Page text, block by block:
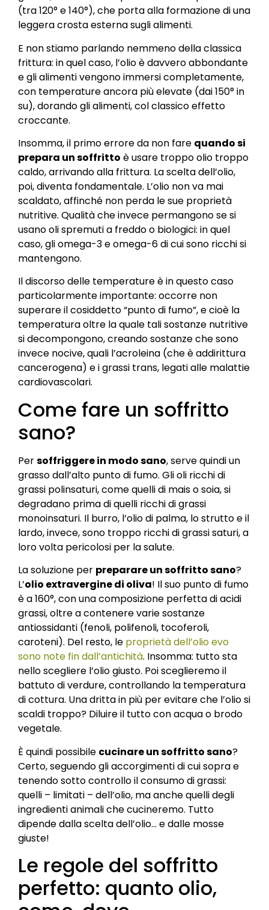
(tra 120° e 140°), che porta alla formazione di una
leggera crosta esterna sugli alimenti.
E non stiamo parlando nemmeno della classica
frittura: in quel caso, l’olio è davvero abbondante
e gli alimenti vengono immersi completamente,
con temperature ancora più elevate (dai 150° in
su), dorando gli alimenti, col classico effetto
croccante.
Insomma, il primo errore da non fare quando si
prepara un soffritto è usare troppo olio troppo
caldo, arrivando alla frittura. La scelta dell’olio,
poi, diventa fondamentale. L’olio non va mai
scaldato, affinché non perda le sue proprietà
nutritive. Qualità che invece permangono se si
usano oli spremuti a freddo o biologici: in quel
caso, gli omega-3 e omega-6 di cui sono ricchi si
mantengono.
Il discorso delle temperature è in questo caso
particolarmente importante: occorre non
superare il cosiddetto “punto di fumo”, e cioè la
temperatura oltre la quale tali sostanze nutritive
si decompongono, creando sostanze che sono
invece nocive, quali l’acroleina (che è addirittura
cancerogena) e i grassi trans, legati alle malattie
cardiovascolari.
Come fare un soffritto
sano?
Persoffriggere in modo sano, serve quindi un
grasso dall’alto punto di fumo. Gli oli ricchi di
grassi polinsaturi, come quelli di mais o soia, si
degradano prima di quelli ricchi di grassi
monoinsaturi. Il burro, l’olio di palma, lo strutto e il
lardo, invece, sono troppo ricchi di grassi saturi, a
loro volta pericolosi per la salute.
La soluzione per preparare un soffritto sano?
L’olio extravergine di oliva! Il suo punto di fumo
è a 160°, con una composizione perfetta di acidi
grassi, oltre a contenere varie sostanze
antiossidanti (fenoli, polifenoli, tocoferoli,
caroteni). Del resto, le proprietà dell’olio evo
sono note fin dall’antichità. Insomma: tutto sta
nello scegliere l’olio giusto. Poi sceglieremo il
battuto di verdure, controllando la temperatura
di cottura. Una dritta in più per evitare che l’olio si
scaldi troppo? Diluire il tutto con acqua o brodo
vegetale.
È quindi possibile cucinare un soffritto sano?
Certo, seguendo gli accorgimenti di cui sopra e
tenendo sotto controllo il consumo di grassi:
quelli – limitati – dell’olio, ma anche quelli degli
ingredienti animali che cucineremo. Tutto
dipende dalla scelta dell’olio… e dalle mosse
giuste!
Le regole del soffritto
perfetto: quanto olio,